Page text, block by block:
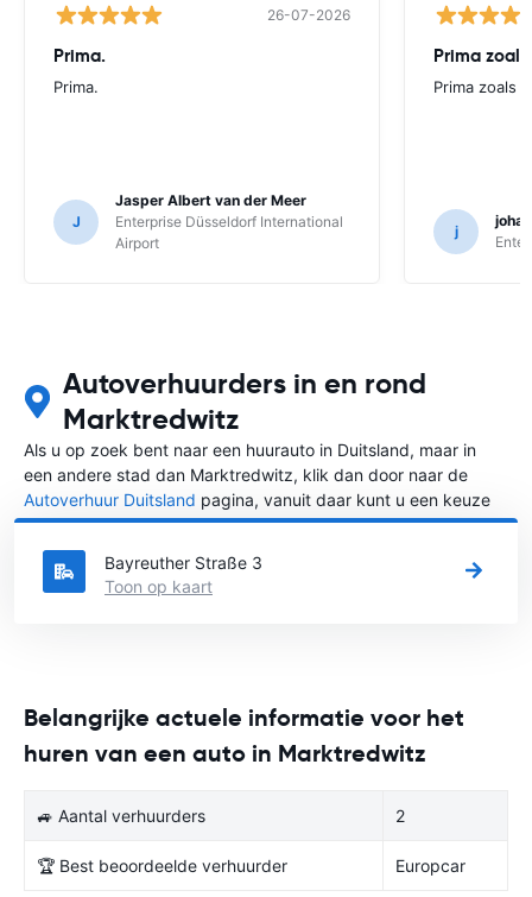
26-07-2026
Prima.
Prima.
J
Jasper Albert van der Meer
Enterprise Düsseldorf International
Airport
Prima
Prima zoals
j
Autoverhuurders in en rond
Marktredwitz
Als u op zoek bent naar een huurauto in Duitsland, maar in
een andere stad dan Marktredwitz, klik dan door naar de
Autoverhuur Duitsland pagina, vanuit daar kunt u een keuze
maken in welke stad in Duitsland u een auto huren wilt.
Bayreuther Straße 3
Toon op kaart
Belangrijke actuele informatie voor het
huren van een auto in Marktredwitz
🚙 Aantal verhuurders 2
🏆 Best beoordeelde verhuurder Europcar